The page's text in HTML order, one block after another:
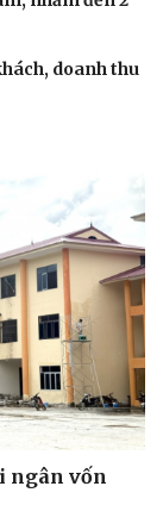
doanh thu
ngân vốn